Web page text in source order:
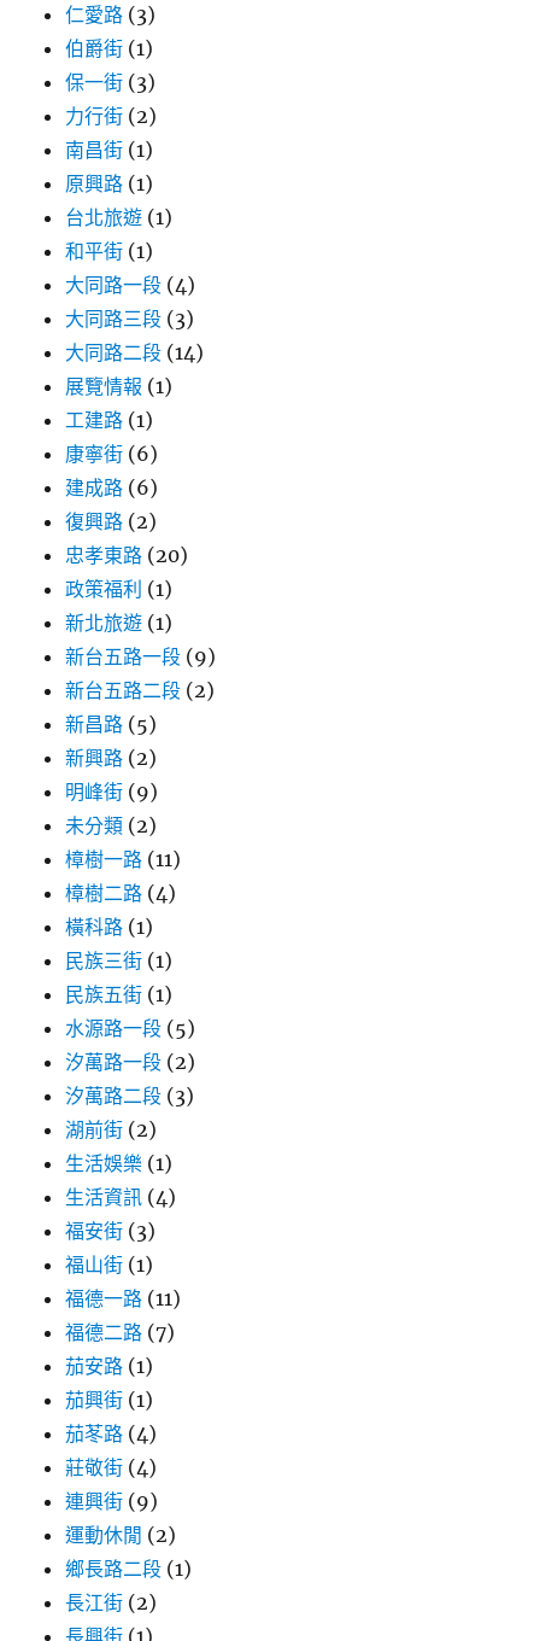
仁愛路 (3)
伯爵街 (1)
保一街 (3)
力行街 (2)
南昌街 (1)
原興路 (1)
台北旅遊 (1)
和平街 (1)
大同路一段 (4)
大同路三段 (3)
大同路二段 (14)
展覽情報 (1)
工建路 (1)
康寧街 (6)
建成路 (6)
復興路 (2)
忠孝東路 (20)
政策福利 (1)
新北旅遊 (1)
新台五路一段 (9)
新台五路二段 (2)
新昌路 (5)
新興路 (2)
明峰街 (9)
未分類 (2)
樟樹一路 (11)
樟樹二路 (4)
橫科路 (1)
民族三街 (1)
民族五街 (1)
水源路一段 (5)
汐萬路一段 (2)
汐萬路二段 (3)
湖前街 (2)
生活娛樂 (1)
生活資訊 (4)
福安街 (3)
福山街 (1)
福德一路 (11)
福德二路 (7)
茄安路 (1)
茄興街 (1)
茄苳路 (4)
莊敬街 (4)
連興街 (9)
運動休閒 (2)
鄉長路二段 (1)
長江街 (2)
長興街 (1)